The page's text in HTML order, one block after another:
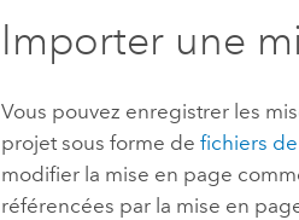
Importer une
Vous pouvez enregistrer les
projet sous forme defichiers
modifier la mise en page
référencées par la mise en